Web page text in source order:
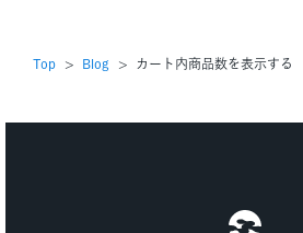
Top Blog カート内商品数を表示する
株式会社メタフェイズ